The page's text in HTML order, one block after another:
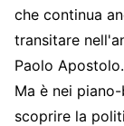
che continua
transitare
Paolo Apostolo.
Ma è nei
scoprire la